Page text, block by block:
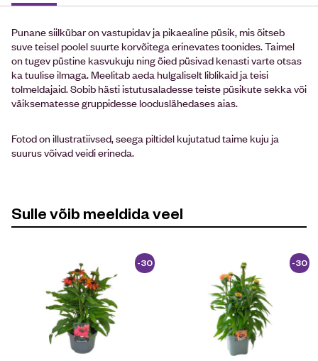
Punane siilkübar on vastupidav ja pikaealine püsik, mis õitseb
suve teisel poolel suurte korvõitega erinevates toonides. Taimel
on tugev püstine kasvukuju ning õied püsivad kenasti varte otsas
ka tuulise ilmaga. Meelitab aeda hulgaliselt liblikaid ja teisi
tolmeldajaid. Sobib hästi istutusaladesse teiste püsikute sekka või
väiksematesse gruppidesse looduslähedases aias.
Fotod on illustratiivsed, seega piltidel kujutatud taime kuju ja
suurus võivad veidi erineda.
Sulle võib meeldida veel
-30
%
-30
%